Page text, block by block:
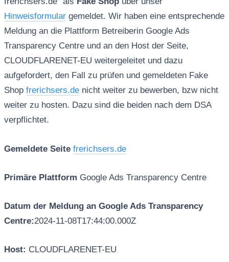
Hinweisformulargemeldet. Wir haben eine entsprechende
Meldung an die Plattform Betreiberin Google Ads
Transparency Centre und an den Host der Seite,
CLOUDFLARENET-EU weitergeleitet und dazu
aufgefordert, den Fall zu prüfen und gemeldeten Fake
Shop frerichsers.denicht weiter zu bewerben, bzw nicht
weiter zu hosten. Dazu sind die beiden nach dem DSA
verpflichtet.
Gemeldete Seite frerichsers.de
Primäre Plattform Google Ads Transparency Centre
Datum der Meldung an Google Ads Transparency
Centre:2024-11-08T17:44:00.000Z
Host: CLOUDFLARENET-EU